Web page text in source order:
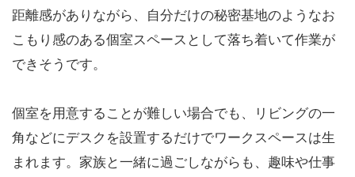
距離感がありながら、自分だけの秘密基地のようなお
こもり感のある個室スペースとして落ち着いて作業が
できそうです。
個室を用意することが難しい場合でも、リビングの一
角などにデスクを設置するだけでワークスペースは生
まれます。家族と一緒に過ごしながらも、趣味や仕事